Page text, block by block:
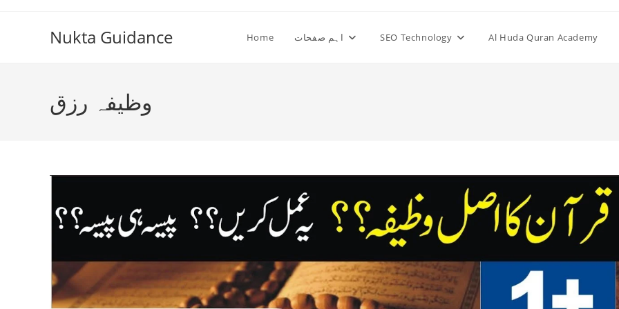
Nukta Guidance Home اہم صفحات SEO Technology Al Huda Quran Academy
وظیفہ رزق